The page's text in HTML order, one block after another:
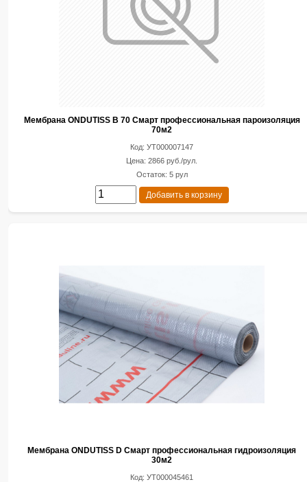
Мембрана ONDUTISS B 70 Смарт профессиональная пароизоляция
70м2
Код: УТ000007147
Цена: 2866 руб./рул.
Остаток: 5 рул
Добавить в корзину
Мембрана ONDUTISS D Смарт профессиональная гидроизоляция
30м2
Код: УТ000045461